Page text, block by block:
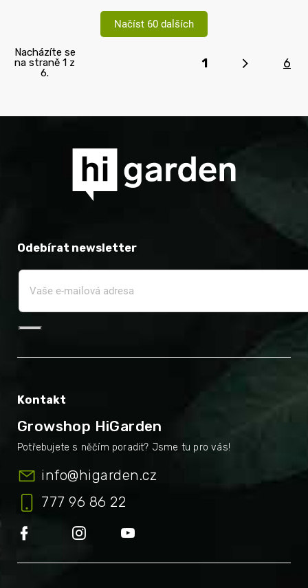
Načíst 60 dalších
Nacházíte se
na straně 1 z
6.
1 6
Odebírat newsletter
Kontakt
Growshop HiGarden
info@higarden.cz
777 96 86 22